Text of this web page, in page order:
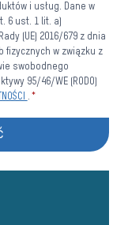
i usług. Dane w
6 ust. 1 lit. a)
(UE) 2016/679 z dnia
fizycznych w związku z
swobodnego
95/46/WE (RODO)
. *